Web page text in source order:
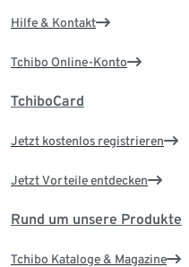
Hilfe & Kontakt
Tchibo Online-Konto
TchiboCard
Jetzt kostenlos registrieren
Jetzt Vorteile entdecken
Rund um unsere Produkte
Tchibo Kataloge & Magazine